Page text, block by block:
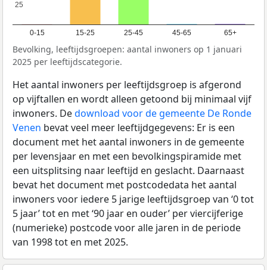
0-15 15-25 25-45 45-65 65+
25
25
Bevolking, leeftijdsgroepen: aantal inwoners op 1 januari
2025 per leeftijdscategorie.
Het aantal inwoners per leeftijdsgroep is afgerond
op vijftallen en wordt alleen getoond bij minimaal vijf
inwoners. Dedownload voor de gemeente De Ronde
Venen bevat veel meer leeftijdgegevens: Er is een
document met het aantal inwoners in de gemeente
per levensjaar en met een bevolkingspiramide met
een uitsplitsing naar leeftijd en geslacht. Daarnaast
bevat het document met postcodedata het aantal
inwoners voor iedere 5 jarige leeftijdsgroep van ‘0 tot
5 jaar’ tot en met ‘90 jaar en ouder’ per viercijferige
(numerieke) postcode voor alle jaren in de periode
van 1998 tot en met 2025.